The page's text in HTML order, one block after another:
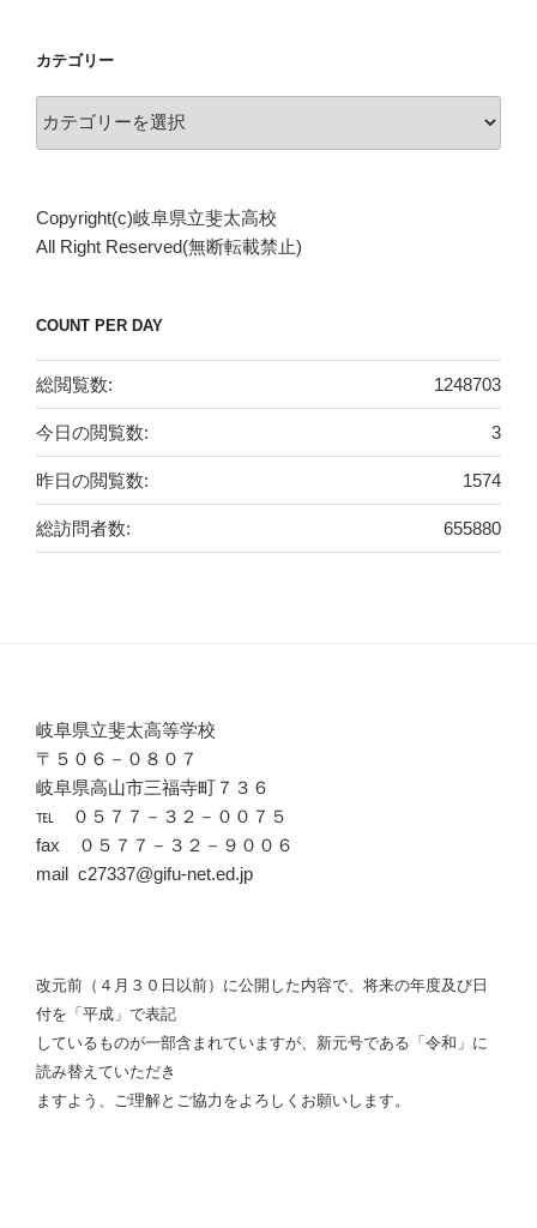
ブ
カテゴリー
テ
ー
Copyright(c)岐阜県立斐太高校
All Right Reserved(無断転載禁止)
COUNT PER DAY
1248703
総閲覧数:
3
今日の閲覧数:
1574
昨日の閲覧数:
655880
総訪問者数:
岐阜県立斐太高等学校
〒５０６－０８０７
岐阜県高山市三福寺町７３６
℡ ０５７７－３２－００７５
fax ０５７７－３２－９００６
mail c27337@gifu-net.ed.jp
改元前（４月３０日以前）に公開した内容で、将来の年度及び日
付を「平成」で表記
しているものが一部含まれていますが、新元号である「令和」に
読み替えていただき
ますよう、ご理解とご協力をよろしくお願いします。